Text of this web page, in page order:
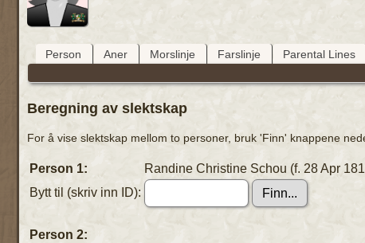
Person Aner Morslinje Farslinje Parental Lines
Beregning av slektskap
For å vise slektskap mellom to personer, bruk 'Finn' knappene
Person 1:
Randine Christine Schou (f. 28 Apr
Bytt til (skriv inn ID):
Person 2: